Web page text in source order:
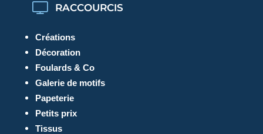
RACCOURCIS
Créations
Décoration
Foulards & Co
Galerie de motifs
Papeterie
Petits prix
Tissus